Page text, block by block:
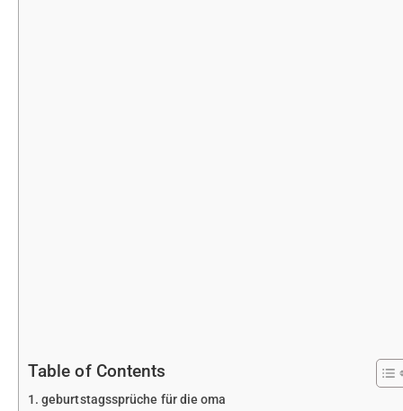
Table of Contents
geburtstagssprüche für die oma